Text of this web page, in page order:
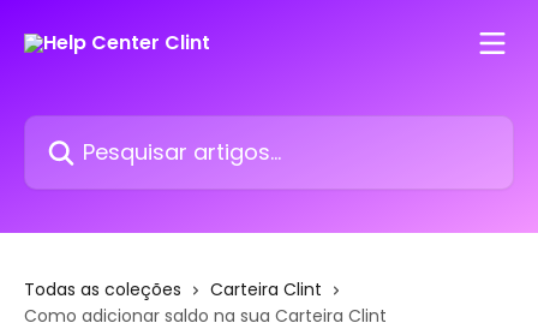
Pesquisar artigos...
Todas as coleções
Carteira Clint
Como adicionar saldo na sua Carteira Clint